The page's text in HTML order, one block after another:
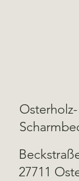
Osterholz-
27711